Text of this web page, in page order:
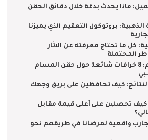
ماذا يحدث بدقة خلال دقائق الحقن
بروتوكول التعقيم الذي يميزنا
كل ما تحتاج معرفته عن الآثار
المحتملة
الحقيقة والوهم: 8 خرافات شائعة حول حقن المسام
كيف تحافظين على بريق وجهك
كيف تحصلين على أعلى قيمة مقابل
واقعية لمرضانا في طريقهم نحو